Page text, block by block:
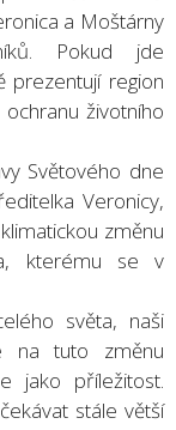
a Moštárny
Pokud jde
prezentují region
životního
Světového dne
Veronicy,
změnu
kterému se v
světa, naši
na tuto změnu
jako příležitost.
stále větší